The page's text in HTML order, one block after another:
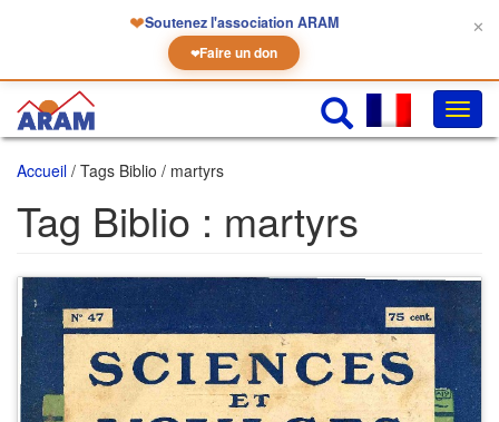
❤Soutenez l'association ARAM
❤Faire un don
✕
la
Accueil / Tags Biblio / martyrs
Tag Biblio : martyrs